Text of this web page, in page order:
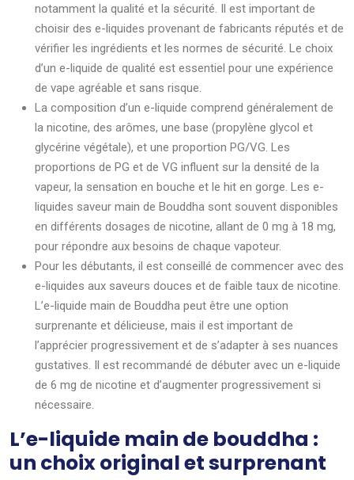
notamment la qualité et la sécurité. Il est important de
choisir des e-liquides provenant de fabricants réputés et de
vérifier les ingrédients et les normes de sécurité. Le choix
d’un e-liquide de qualité est essentiel pour une expérience
de vape agréable et sans risque.
La composition d’un e-liquide comprend généralement de
la nicotine, des arômes, une base (propylène glycol et
glycérine végétale), et une proportion PG/VG. Les
proportions de PG et de VG influent sur la densité de la
vapeur, la sensation en bouche et le hit en gorge. Les e-
liquides saveur main de Bouddha sont souvent disponibles
en différents dosages de nicotine, allant de 0 mg à 18 mg,
pour répondre aux besoins de chaque vapoteur.
Pour les débutants, il est conseillé de commencer avec des
e-liquides aux saveurs douces et de faible taux de nicotine.
L’e-liquide main de Bouddha peut être une option
surprenante et délicieuse, mais il est important de
l’apprécier progressivement et de s’adapter à ses nuances
gustatives. Il est recommandé de débuter avec un e-liquide
de 6 mg de nicotine et d’augmenter progressivement si
nécessaire.
L’e-liquide main de bouddha :
un choix original et surprenant